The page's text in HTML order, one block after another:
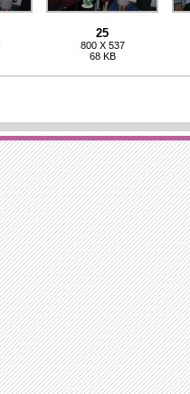
25
800 X 537
68 KB